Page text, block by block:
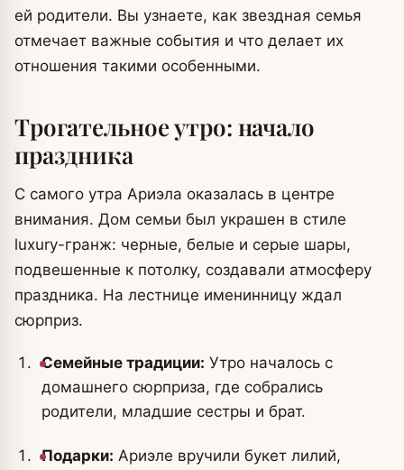
ей родители. Вы узнаете, как звездная семья
отмечает важные события и что делает их
отношения такими особенными.
Трогательное утро: начало
праздника
С самого утра Ариэла оказалась в центре
внимания. Дом семьи был украшен в стиле
luxury-гранж: черные, белые и серые шары,
подвешенные к потолку, создавали атмосферу
праздника. На лестнице именинницу ждал
сюрприз.
Семейные традиции: Утро началось с
домашнего сюрприза, где собрались
родители, младшие сестры и брат.
Подарки: Ариэле вручили букет лилий,